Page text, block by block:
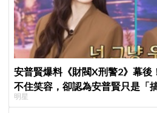
安普賢爆料《財閥X刑警2》幕後
不住笑容，卻認為安普賢只是「
明星